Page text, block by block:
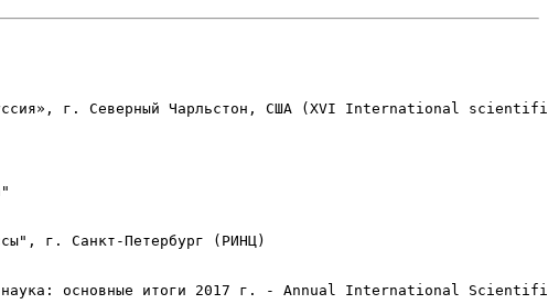
дискуссия», г. Северный Чарльстон, США (XVI
г. Санкт-Петербург (РИНЦ)
наука: основные итоги 2017 г. - Annual